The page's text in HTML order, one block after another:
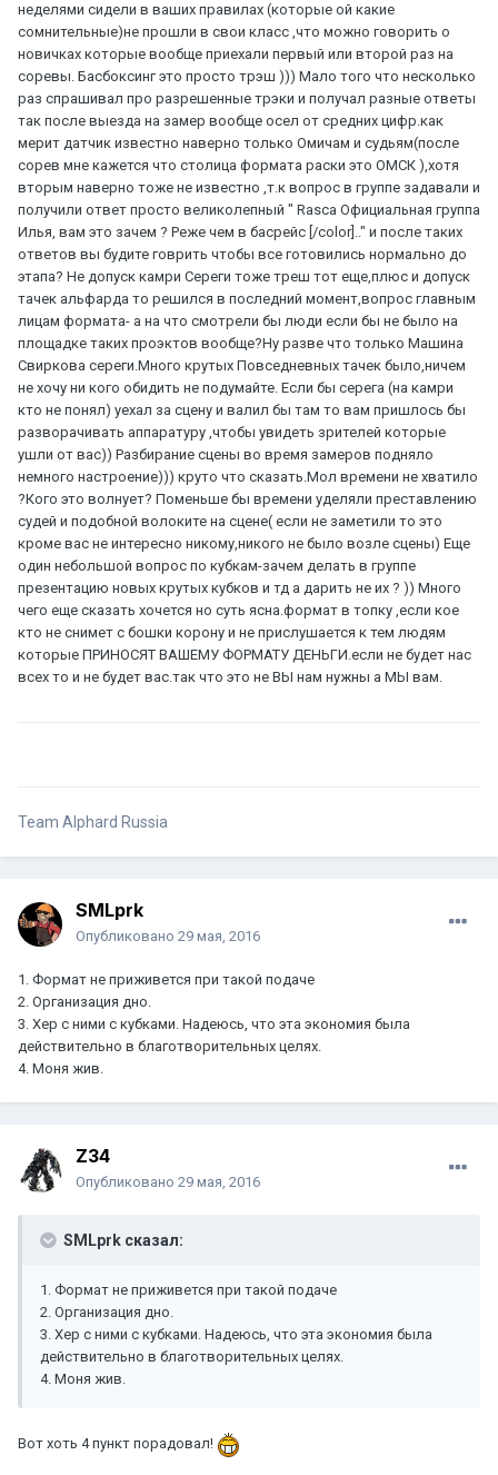
неделями сидели в ваших правилах (которые ой какие
сомнительные)не прошли в свои класс ,что можно говорить о
новичках которые вообще приехали первый или второй раз на
соревы. Басбоксинг это просто трэш ))) Мало того что несколько
раз спрашивал про разрешенные трэки и получал разные ответы
так после выезда на замер вообще осел от средних цифр.как
мерит датчик известно наверно только Омичам и судьям(после
сорев мне кажется что столица формата раски это ОМСК ),хотя
вторым наверно тоже не известно ,т.к вопрос в группе задавали и
получили ответ просто великолепный " Rasca Официальная группа
Илья, вам это зачем ? Реже чем в басрейс [/color].." и после таких
ответов вы будите говрить чтобы все готовились нормально до
этапа? Не допуск камри Сереги тоже треш тот еще,плюс и допуск
тачек альфарда то решился в последний момент,вопрос главным
лицам формата- а на что смотрели бы люди если бы не было на
площадке таких проэктов вообще?Ну разве что только Машина
Свиркова сереги.Много крутых Повседневных тачек было,ничем
не хочу ни кого обидить не подумайте. Если бы серега (на камри
кто не понял) уехал за сцену и валил бы там то вам пришлось бы
разворачивать аппаратуру ,чтобы увидеть зрителей которые
ушли от вас)) Разбирание сцены во время замеров подняло
немного настроение))) круто что сказать.Мол времени не хватило
?Кого это волнует? Поменьше бы времени уделяли преставлению
судей и подобной волоките на сцене( если не заметили то это
кроме вас не интересно никому,никого не было возле сцены) Еще
один небольшой вопрос по кубкам-зачем делать в группе
презентацию новых крутых кубков и тд а дарить не их ? )) Много
чего еще сказать хочется но суть ясна.формат в топку ,если кое
кто не снимет с бошки корону и не прислушается к тем людям
которые ПРИНОСЯТ ВАШЕМУ ФОРМАТУ ДЕНЬГИ.если не будет нас
всех то и не будет вас.так что это не ВЫ нам нужны а МЫ вам.
Team Alphard Russia
SMLprk
Опубликовано 29 мая, 2016
1. Формат не приживется при такой подаче
2. Организация дно.
3. Хер с ними с кубками. Надеюсь, что эта экономия была
действительно в благотворительных целях.
4. Моня жив.
Z34
Опубликовано 29 мая, 2016
SMLprk сказал:
1. Формат не приживется при такой подаче
2. Организация дно.
3. Хер с ними с кубками. Надеюсь, что эта экономия была
действительно в благотворительных целях.
4. Моня жив.
Вот хоть 4 пункт порадовал!